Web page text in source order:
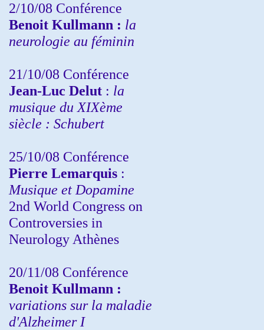
2/10/08 Conférence
Benoit Kullmann : la
neurologie au féminin
21/10/08 Conférence
Jean-Luc Delut : la
musique du XIXème
siècle : Schubert
25/10/08 Conférence
Pierre Lemarquis :
Musique et Dopamine
2nd World Congress on
Controversies in
Neurology Athènes
20/11/08 Conférence
Benoit Kullmann :
variations sur la maladie
d'Alzheimer I